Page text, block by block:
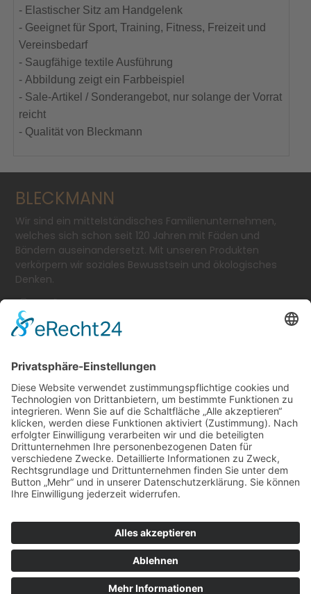
- Elastischer Sitz am Handgelenk
- Geeignet für Sport, Training, Fitness, Freizeit und
Vereinsbedarf
- Saugfähige textile Ausführung
- Abbildung zeigt ein Farbbeispiel
- Sale-Artikel / Sonderangebot, nur solange der Vorrat
reicht
- Qualität von Bleckmann
BLECKMANN
Wir sind ein mittelständisches Familienunternehmen,
welches sich schon seit 120 Jahren mit Fäden und
Bändern auseinandersetzt. Mit unseren Produkten
verkörpern wir soziales Bewusstsein und ökologisches
Denken.
SCHÄFERSTR. 11-13
TEL.: + 49 2 02 - 2 50 53-0
E-MAIL:INFO@BLECKMANN-WEBEREI.DE
SERVICE & RECHTLICHES
Versandkostentabelle
Vertrag widerrufen
PRESSE
ZAHLARTEN
Kreditkarte
Vorkasse
Selbstabholung
PayPal
©2026BLECKMANN GMBH|
SHOPSYSTEM/WEBDESIGN: WEBANOS